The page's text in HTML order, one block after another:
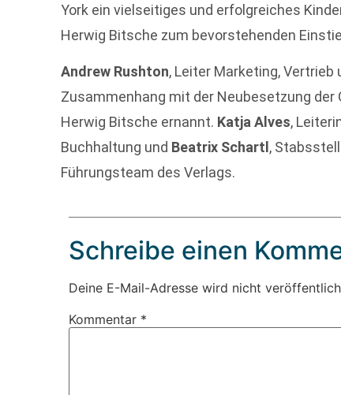
York ein vielseitiges und erfolgreiches
Herwig Bitsche zum bevorstehenden
Andrew Rushton, Leiter Marketing, Vertrieb
Zusammenhang mit der Neubesetzung
Herwig Bitsche ernannt. Katja Alves,
Buchhaltung und Beatrix Schartl ,
Führungsteam des Verlags.
Schreibe einen
Deine E-Mail-Adresse wird nicht
Kommentar *